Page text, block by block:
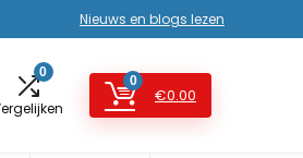
Nieuws en blogs lezen
0
0
€0.00